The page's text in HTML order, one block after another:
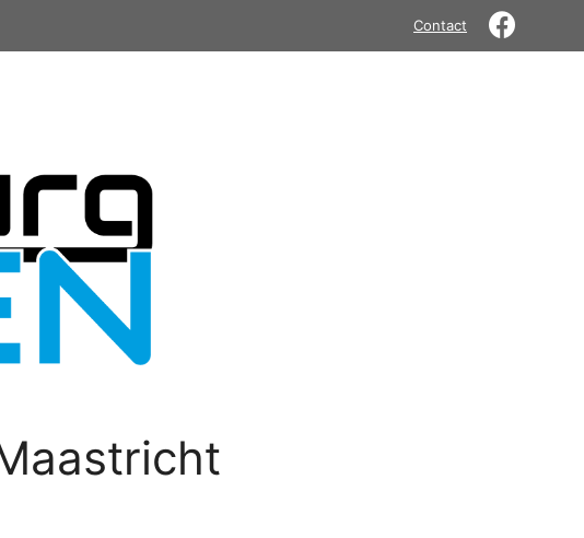
Contact